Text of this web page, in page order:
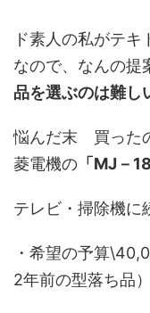
ド素人の私がテ
なので、なんの提
品を選ぶのは難し
悩んだ末 買った
菱電機の 「MJ－
テレビ・掃除機に
・希望の予算
2年前の型落ち品）